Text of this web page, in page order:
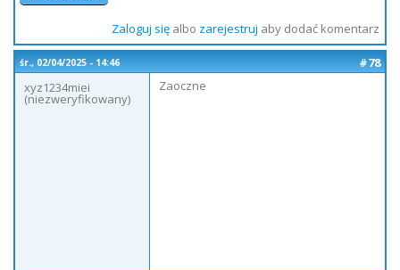
Zaloguj sięalbo zarejestruj aby dodać komentarz
śr., 02/04/2025 - 14:46
#78
xyz1234miei
(niezweryfikowany)
Zaoczne